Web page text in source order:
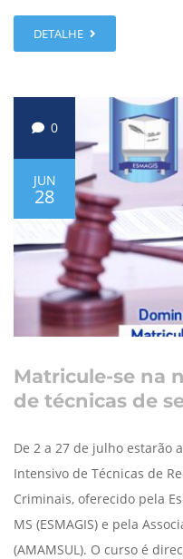
DETALHE
0
JUN
28
Matricule-se na
de técnicas de
De 2 a 27 de julho estarão
Intensivo de Técnicas de
Criminais, oferecido pela
MS (ESMAGIS) e pela
(AMAMSUL). O curso é